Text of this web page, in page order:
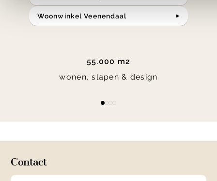
Woonwinkel Veenendaal
55.000 m2
wonen, slapen & design
Contact